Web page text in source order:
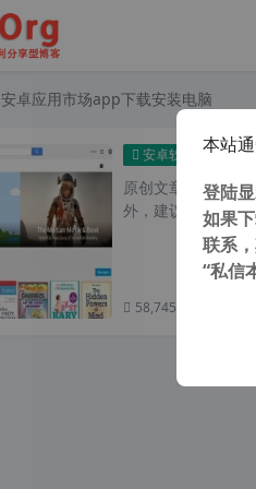
安卓应用市场app下载安装电脑
安卓软件 安卓应用
原创文章，转载请
外，建议避开晚上
58,745 次浏览
本站
登陆
如果
联系
“私信